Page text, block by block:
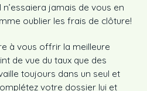
jamais de vous en
oublier les frais de clôture!
à vous offrir la meilleure
de vue du taux que des
toujours dans un seul et
votre dossier lui et